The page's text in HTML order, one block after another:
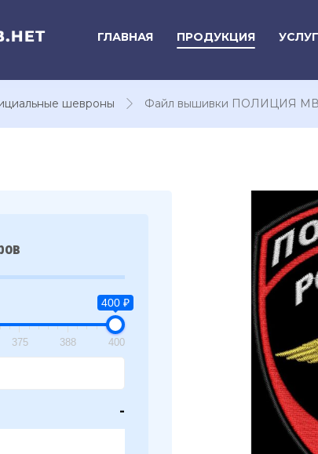
ГЛАВНАЯ ПРОДУКЦИЯ
шевроны Файл вышивки ПОЛИЦИЯ МВД
400 ₽
375 388 400
-